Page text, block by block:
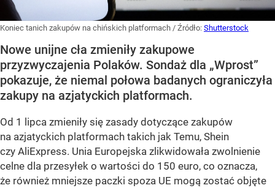
Koniec tanich zakupów na chińskich platformach / Źródło: Shutterstock
Nowe unijne cła zmieniły zakupowe
przyzwyczajenia Polaków. Sondaż dla „Wprost”
pokazuje, że niemal połowa badanych ograniczyła
zakupy na azjatyckich platformach.
Od 1 lipca zmieniły się zasady dotyczące zakupów
na azjatyckich platformach takich jak Temu, Shein
czy AliExpress. Unia Europejska zlikwidowała zwolnienie
celne dla przesyłek o wartości do 150 euro, co oznacza,
że również mniejsze paczki spoza UE mogą zostać objęte